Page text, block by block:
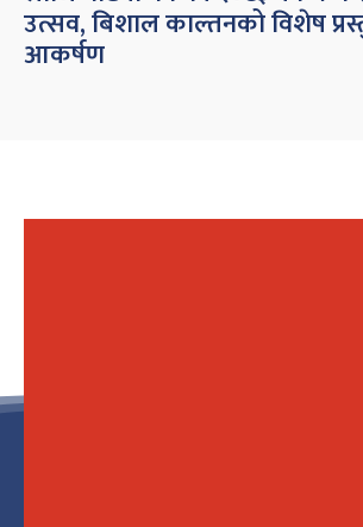
उत्सव, बिशाल काल्तनको विशेष
आकर्षण